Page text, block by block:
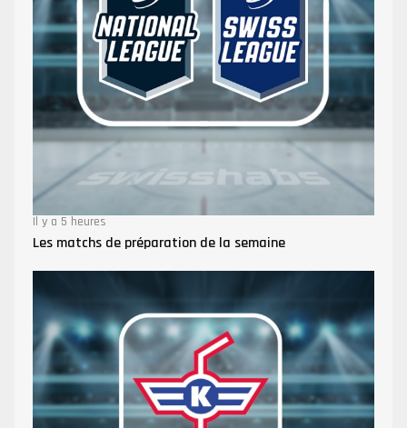
Il y a 5 heures
Les matchs de préparation de la semaine